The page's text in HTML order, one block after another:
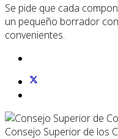
Se pide que cada
un pequeño borrador
convenientes.
Consejo Superior de los